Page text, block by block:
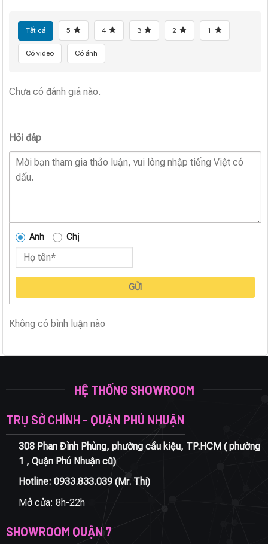
Tất cả 5 4 3 2 1
Có video Có ảnh
Chưa có đánh giá nào.
Hỏi đáp
Anh Chị
GỬI
Không có bình luận nào
HỆ THỐNG SHOWROOM
TRỤ SỞ CHÍNH - QUẬN PHÚ NHUẬN
308 Phan Đình Phùng, phường cầu kiệu, TP.HCM ( phường
1 , Quận Phú Nhuận cũ)
Hotline: 0933.833.039(Mr. Thi)
Mở cửa: 8h-22h
SHOWROOM QUẬN 7